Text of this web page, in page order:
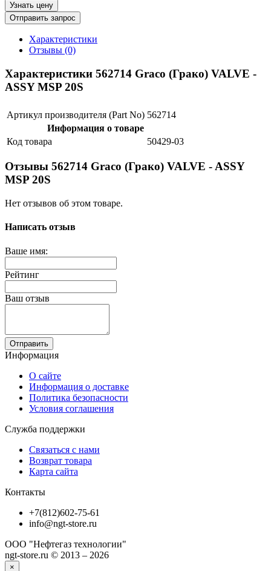
Узнать цену
Отправить запрос
Характеристики
Отзывы (0)
Характеристики 562714 Graco (Грако) VALVE -
ASSY MSP 20S
Артикул производителя (Part No) 562714
Информация о товаре
Код товара
50429-03
Отзывы 562714 Graco (Грако) VALVE - ASSY
MSP 20S
Нет отзывов об этом товаре.
Написать отзыв
Ваше имя:
Рейтинг
Ваш отзыв
Отправить
Информация
О сайте
Информация о доставке
Политика безопасности
Условия соглашения
Служба поддержки
Связаться с нами
Возврат товара
Карта сайта
Контакты
+7(812)602-75-61
info@ngt-store.ru
ООО "Нефтегаз технологии"
ngt-store.ru © 2013 – 2026
×